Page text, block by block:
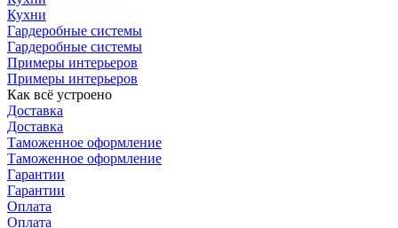
Кухни
Гардеробные системы
Гардеробные системы
Примеры интерьеров
Примеры интерьеров
Как всё устроено
Доставка
Доставка
Таможенное оформление
Таможенное оформление
Гарантии
Гарантии
Оплата
Оплата